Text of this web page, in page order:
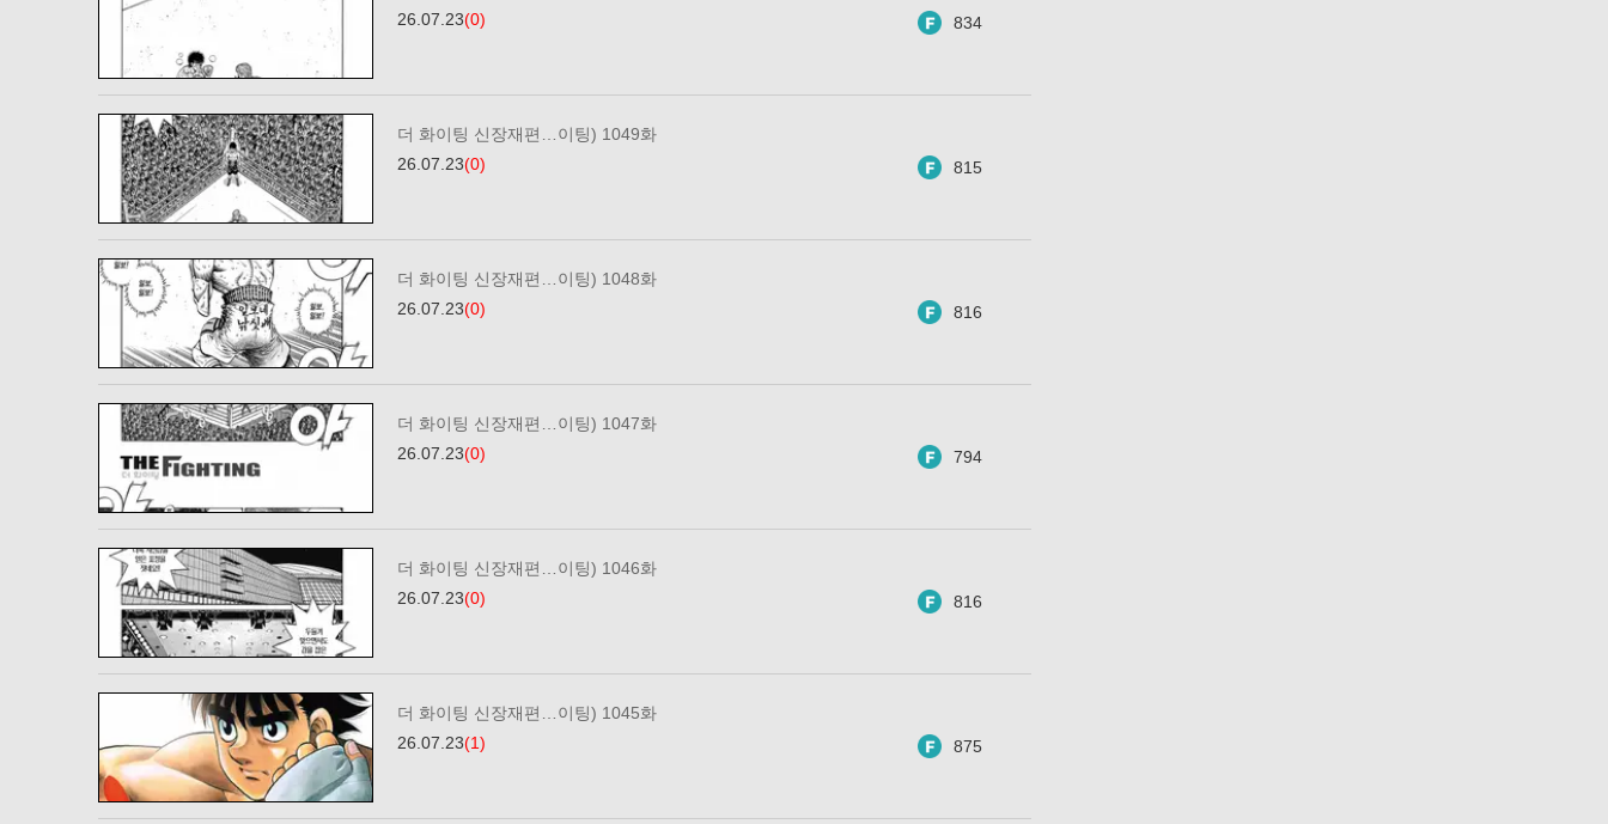
26.07.23(0) 834
더 화이팅 신장재편…이팅) 1049화
26.07.23(0) 815
더 화이팅 신장재편…이팅) 1048화
26.07.23(0) 816
더 화이팅 신장재편…이팅) 1047화
26.07.23(0) 794
더 화이팅 신장재편…이팅) 1046화
26.07.23(0) 816
더 화이팅 신장재편…이팅) 1045화
26.07.23(1) 875